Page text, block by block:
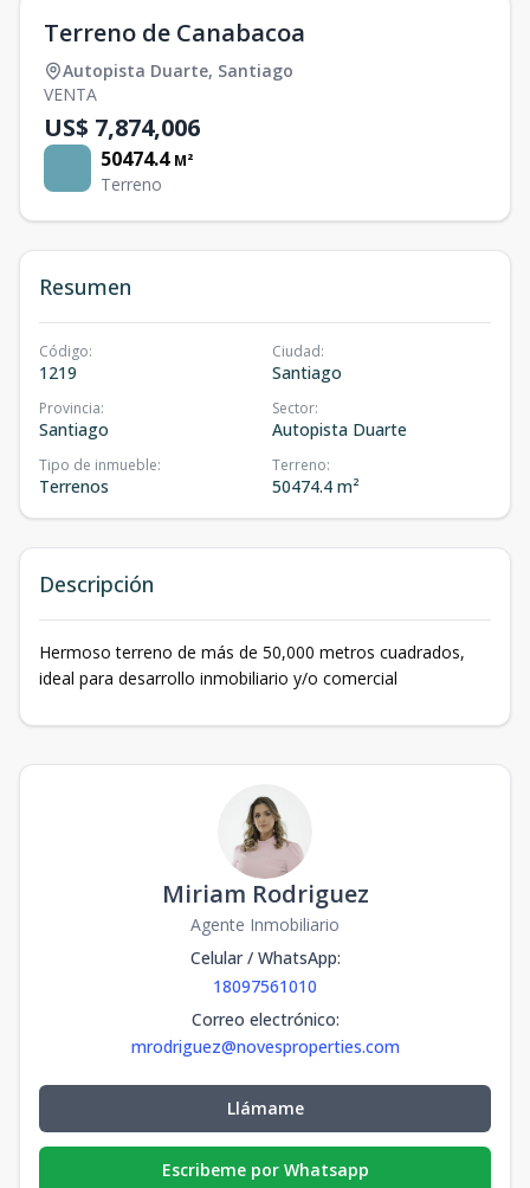
Terreno de Canabacoa
Autopista Duarte, Santiago
VENTA
US$ 7,874,006
50474.4 M²
Terreno
Resumen
Código:
1219
Ciudad:
Santiago
Provincia:
Santiago
Sector:
Autopista Duarte
Tipo de inmueble:
Terrenos
Terreno:
50474.4 m²
Descripción
Hermoso terreno de más de 50,000 metros cuadrados,
ideal para desarrollo inmobiliario y/o comercial
Miriam Rodriguez
Agente Inmobiliario
Celular / WhatsApp:
18097561010
Correo electrónico:
mrodriguez@novesproperties.com
Llámame
Escribeme por Whatsapp